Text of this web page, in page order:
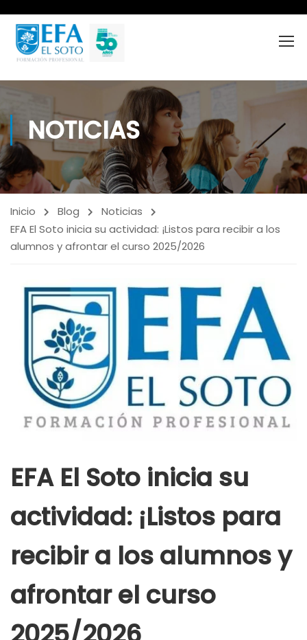
NOTICIAS
Inicio Blog
Noticias
EFA El Soto inicia su actividad: ¡Listos para recibir a los
alumnos y afrontar el curso 2025/2026
EFA El Soto inicia su
actividad: ¡Listos para
recibir a los alumnos y
afrontar el curso